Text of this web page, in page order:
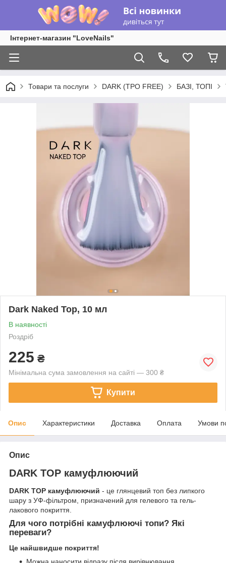
Інтернет-магазин "LoveNails"
Товари та послуги DARK (TPO FREE) БАЗІ, ТОПІ
Dark Naked Top, 10 мл
В наявності
Роздріб
225 ₴
Мінімальна сума замовлення на сайті — 300 ₴
Купити
Опис Характеристики Доставка Оплата Умови
Опис
DARK TOP камуфлюючий
DARK TOP камуфлюючий - це глянцевий топ без липкого
шару з УФ-фільтром, призначений для гелевого та гель-
лакового покриття.
Для чого потрібні камуфлюючі топи? Які
переваги?
Це найшвидше покриття!